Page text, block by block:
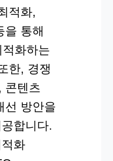
적화,
을 통해
화하는
한, 경쟁
콘텐츠
선 방안을
합니다.
화